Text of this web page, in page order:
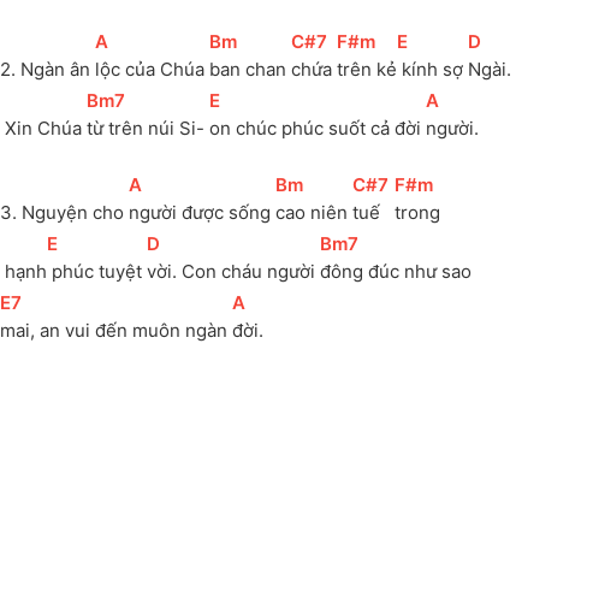
2. Ngàn ân
[
A
lộc của Chúa
[
Bm
ban chan
[
C#7 ]
chứa
[
F#m
trên kẻ
[
E
kính sợ
[
D
Ngài.
Xin Chúa
[
Bm7
từ trên núi Si-
[
E
on chúc phúc suốt cả đời
[
A
người.
3. Nguyện cho
[
A
người được sống
[
Bm
cao niên
[
C#7 ]
tuế
[
F#m
trong
hạnh
[
E
phúc tuyệt
[
D
vời. Con cháu người
[
Bm7
đông đúc như sao
[
E7
mai, an vui đến muôn ngàn
[
A
đời.